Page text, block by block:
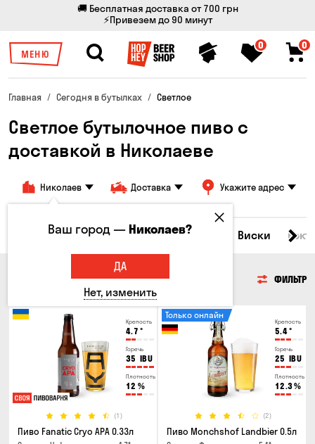
🚚 Бесплатная доставка от 700 грн
⚡Привезем до 90 минут
МЕНЮ
0 0
Главная Сегодня в бутылках Светлое
Светлое бутылочное пиво с
доставкой в Николаеве
Николаев Доставка Укажите адрес
Все товары Пиво Сидр Виски
ФИЛЬТР
Крепость
4.7 °
Горечь
35 IBU
Плотность
12 %
(1)
Пиво Fanatic Cryo APA 0.33л
Крепость
5.4°
Горечь
25 IBU
Плотность
12.3%
(2)
Только онлайн
Пиво Monchshof Landbier 0.5л
Ваш город —Николаев?
ДА
Нет, изменить